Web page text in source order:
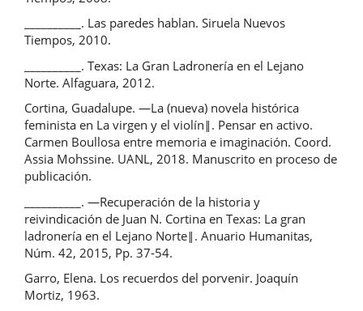
__________. Las paredes hablan. Siruela Nuevos
Tiempos, 2010.
__________. Texas: La Gran Ladronería en el Lejano
Norte. Alfaguara, 2012.
Cortina, Guadalupe. ―La (nueva) novela histórica
feminista en La virgen y el violín‖. Pensar en activo.
Carmen Boullosa entre memoria e imaginación. Coord.
Assia Mohssine. UANL, 2018. Manuscrito en proceso de
publicación.
__________. ―Recuperación de la historia y
reivindicación de Juan N. Cortina en Texas: La gran
ladronería en el Lejano Norte‖. Anuario Humanitas,
Núm. 42, 2015, Pp. 37-54.
Garro, Elena. Los recuerdos del porvenir. Joaquín
Mortiz, 1963.